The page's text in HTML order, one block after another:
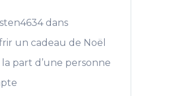
dans
un cadeau de Noël
la part d’une personne